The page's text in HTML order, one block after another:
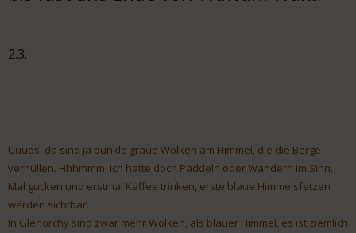
2.3.
Uuups, da sind ja dunkle graue Wolken am Himmel, die die Berge
verhüllen. Hhhmmm, ich hatte doch Paddeln oder Wandern im Sinn.
Mal gucken und erstmal Kaffee trinken, erste blaue Himmelsfetzen
werden sichtbar.
In Glenorchy sind zwar mehr Wolken, als blauer Himmel, es ist ziemlich